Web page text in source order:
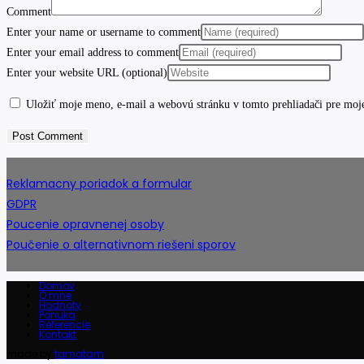
Comment
Enter your name or username to comment
Enter your email address to comment
Enter your website URL (optional)
Uložiť moje meno, e-mail a webovú stránku v tomto prehliadači pre
Reklamacny poriadok a formular
GDPR
Poucenie opravnenej osoby
Poučenie o alternativnom riešeni sporov
Domov
O mne
Hodnoty
Ponuka
Referencie
Kontakt
tamatam